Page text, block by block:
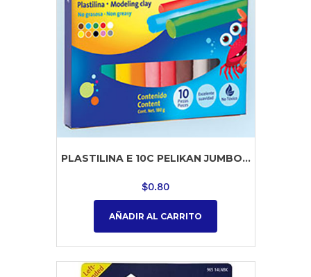
PLASTILINA E 10C PELIKAN JUMBO...
$0.80
AÑADIR AL CARRITO